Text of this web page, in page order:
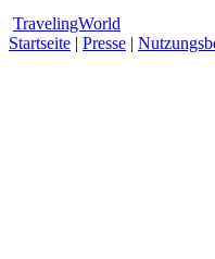
TravelingWorld
Startseite | Presse |